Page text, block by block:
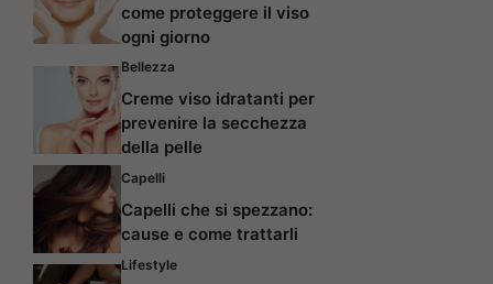
come proteggere il viso
ogni giorno
Bellezza
Creme viso idratanti per
prevenire la secchezza
della pelle
Capelli
Capelli che si spezzano:
cause e come trattarli
Lifestyle